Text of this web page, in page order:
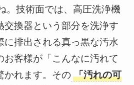
。技術面では、高圧洗浄機
交換器という部分を洗浄す
に排出される真っ黒な汚水
お客様が「こんなに汚れて
かれます。その 「汚れの可